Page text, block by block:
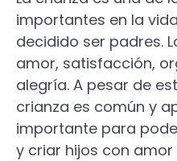
importantes en la
decidido ser padres.
amor, satisfacción,
alegría. A pesar de
crianza es común y
importante para
y criar hijos con amor